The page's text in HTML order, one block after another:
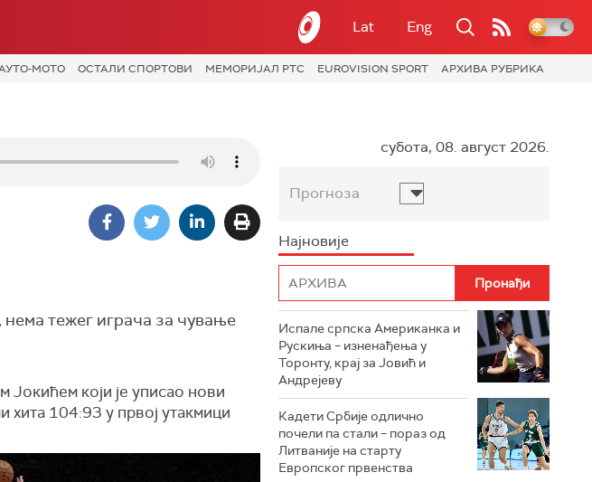
Lat Eng
МОТО ОСТАЛИ СПОРТОВИ МЕМОРИЈАЛ РТС EUROVISION SPORT АРХИВА РУБРИКА
тежег играча за чување
који је уписао нови
хита 104:93 у првој утакмици
субота, 08. август 2026.
Прогноза
Најновије
Испале српска Американка и
Рускиња – изненађења у
Торонту, крај за Јовић и
Андрејеву
Кадети Србије одлично
почели па стали – пораз од
Литваније на старту
Европског првенства